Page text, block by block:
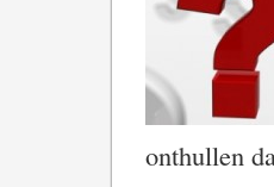
onthullen